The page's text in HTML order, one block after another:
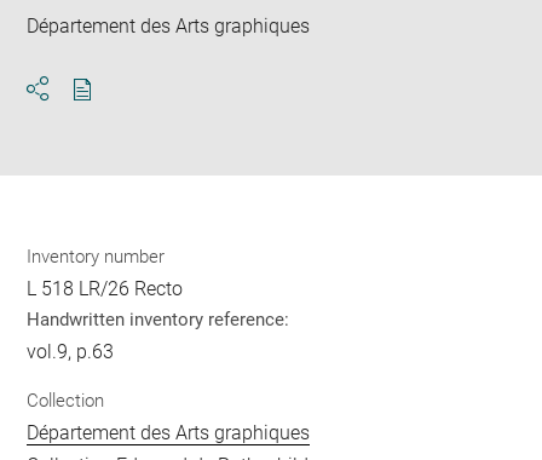
Département des Arts graphiques
Inventory number
L 518 LR/26 Recto
Handwritten inventory reference:
vol.9, p.63
Collection
Département des Arts graphiques